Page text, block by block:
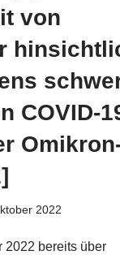
von
COVID-
2022
2022 bereits über